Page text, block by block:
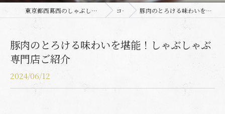
東京都西葛西のしゃぶしゃぶなら豚しゃぶ専門店 とんとん コラム 豚肉のとろける味わいを堪能！しゃぶしゃぶ専門店ご紹介
豚肉のとろける味わいを堪能！しゃぶしゃぶ
専門店ご紹介
2024/06/12